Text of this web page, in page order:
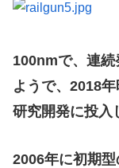
100nmで、連
ようで、2018
研究開発に投入
2006年に初期